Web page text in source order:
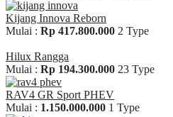
Kijang Innova Reborn
Mulai : Rp 417.800.000 2 Type
Hilux Rangga
Mulai : Rp 194.300.000 23 Type
RAV4 GR Sport PHEV
Mulai : 1.150.000.000 1 Type